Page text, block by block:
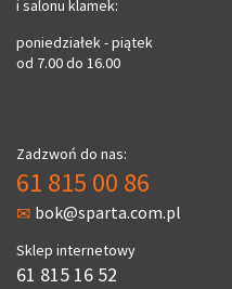
i salonu klamek:
poniedziałek - piątek
od 7.00 do 16.00
Zadzwoń do nas:
61 815 00 86
bok@sparta.com.pl
Sklep internetowy
61 815 16 52